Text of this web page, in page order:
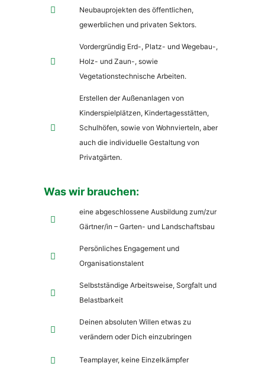
Neubauprojekten des öffentlichen,
gewerblichen und privaten Sektors.
Vordergründig Erd-, Platz- und Wegebau-,
Holz- und Zaun-, sowie
Vegetationstechnische Arbeiten.
Erstellen der Außenanlagen von
Kinderspielplätzen, Kindertagesstätten,
Schulhöfen, sowie von Wohnvierteln, aber
auch die individuelle Gestaltung von
Privatgärten.
Was wir brauchen:
eine abgeschlossene Ausbildung zum/zur
Gärtner/in – Garten- und Landschaftsbau
Persönliches Engagement und
Organisationstalent
Selbstständige Arbeitsweise, Sorgfalt und
Belastbarkeit
Deinen absoluten Willen etwas zu
verändern oder Dich einzubringen
Teamplayer, keine Einzelkämpfer